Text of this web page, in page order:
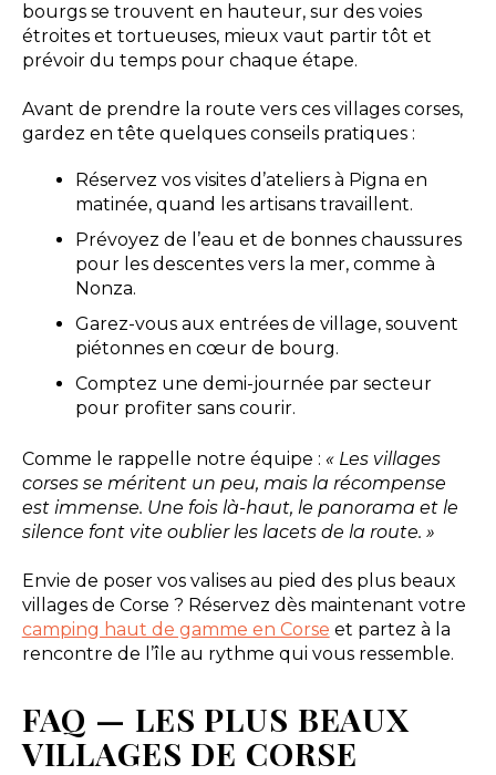
bourgs se trouvent en hauteur, sur des voies
étroites et tortueuses, mieux vaut partir tôt et
prévoir du temps pour chaque étape.
Avant de prendre la route vers ces villages corses,
gardez en tête quelques conseils pratiques :
Réservez vos visites d’ateliers à Pigna en
matinée, quand les artisans travaillent.
Prévoyez de l’eau et de bonnes chaussures
pour les descentes vers la mer, comme à
Nonza.
Garez-vous aux entrées de village, souvent
piétonnes en cœur de bourg.
Comptez une demi-journée par secteur
pour profiter sans courir.
Comme le rappelle notre équipe : « Les villages
corses se méritent un peu, mais la récompense
est immense. Une fois là-haut, le panorama et le
silence font vite oublier les lacets de la route. »
Envie de poser vos valises au pied des plus beaux
villages de Corse ? Réservez dès maintenant votre
camping haut de gamme en Corse et partez à la
rencontre de l’île au rythme qui vous ressemble.
FAQ — LES PLUS BEAUX
VILLAGES DE CORSE